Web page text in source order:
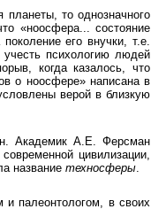
планеты, то однозначного
«ноосфера... состояние
его внучки, т.е.
психологию людей
когда казалось, что
о ноосфере» написана в
верой в близкую
Академик А.Е. Ферсман
цивилизации,
название техносферы.
палеонтологом, в своих